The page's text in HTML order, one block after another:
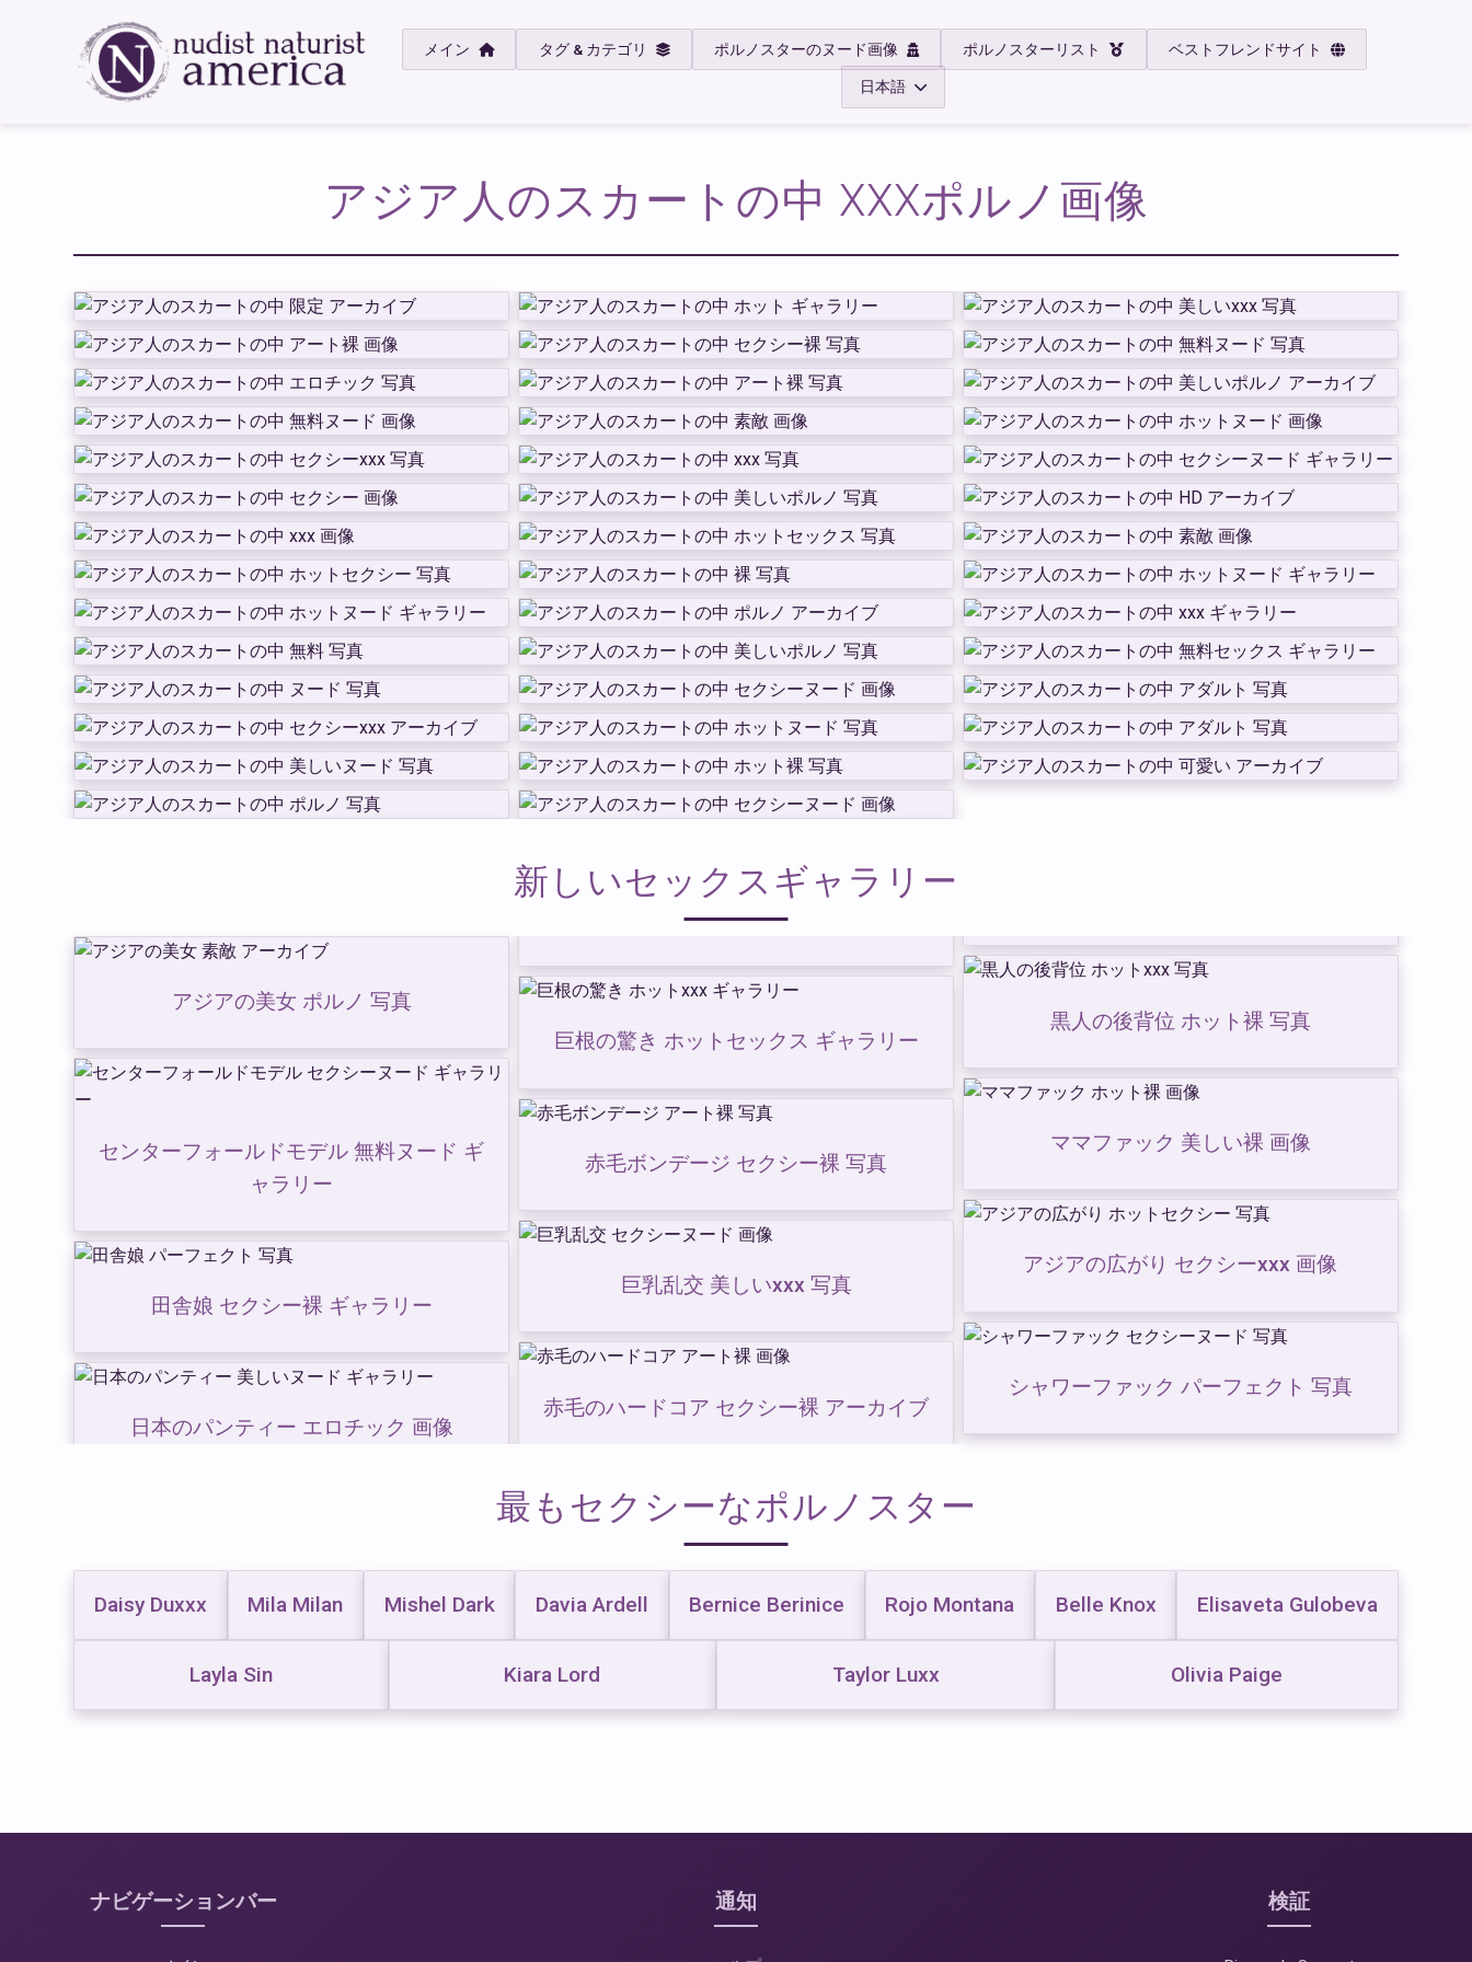
メイン タグ & カテゴリ ポルノスターのヌード画像 ポルノスターリスト ベストフレンドサイト
日本語
アジア人のスカートの中 XXXポルノ画像
新しいセックスギャラリー
アジアの美女 ポルノ 写真
センターフォールドモデル 無料ヌード ギ
ャラリー
田舎娘 セクシー裸 ギャラリー
日本のパンティー エロチック 画像
巨根の驚き ホットセックス ギャラリー
赤毛ボンデージ セクシー裸 写真
巨乳乱交 美しいxxx 写真
赤毛のハードコア セクシー裸 アーカイブ
黒人の後背位 ホット裸 写真
ママファック 美しい裸 画像
アジアの広がり セクシーxxx 画像
シャワーファック パーフェクト 写真
最もセクシーなポルノスター
Daisy Duxxx Mila Milan Mishel Dark Davia Ardell Bernice Berinice Rojo Montana Belle Knox Elisaveta Gulobeva
Layla Sin Kiara Lord Taylor Luxx Olivia Paige
ナビゲーションバー 通知 検証